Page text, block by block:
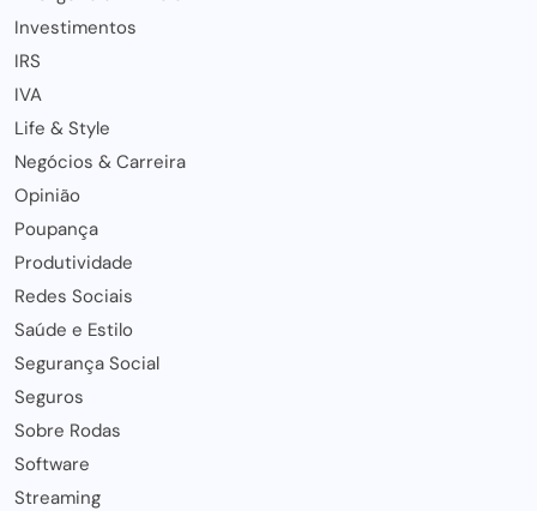
Investimentos
IRS
IVA
Life & Style
Negócios & Carreira
Opinião
Poupança
Produtividade
Redes Sociais
Saúde e Estilo
Segurança Social
Seguros
Sobre Rodas
Software
Streaming